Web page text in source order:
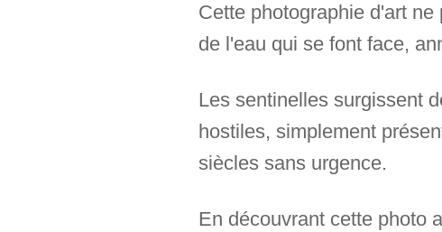
Cette photographie d'art
de l'eau qui se font face,
Les sentinelles surgissent
hostiles, simplement
siècles sans urgence.
En découvrant cette photo